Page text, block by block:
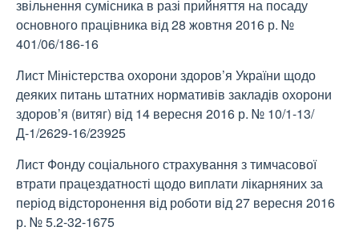
звільнення сумісника в разі прийняття на посаду
основного працівника від 28 жовтня 2016 р. №
401/06/186-16
Лист Міністерства охорони здоров’я України щодо
деяких питань штатних нормативів закладів охорони
здоров’я (витяг) від 14 вересня 2016 р. № 10/1-13/
Д-1/2629-16/23925
Лист Фонду соціального страхування з тимчасової
втрати працездатності щодо виплати лікарняних за
період відсторонення від роботи від 27 вересня 2016
р. № 5.2-32-1675